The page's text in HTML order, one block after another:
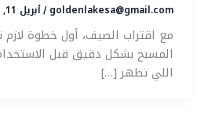
goldenlakesa@gmail.com
/أبريل 11, 2026
مع اقتراب الصيف، أول خطوة
المسبح بشكل دقيق قبل
اللي تظهر […]